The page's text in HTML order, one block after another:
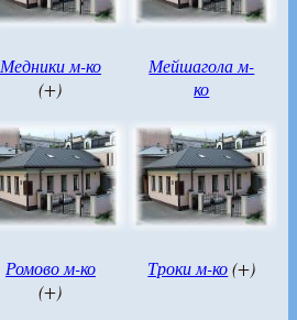
Медники м-ко
(+)
Мейшагола м-
ко
Ромово м-ко
(+)
Троки м-ко(+)